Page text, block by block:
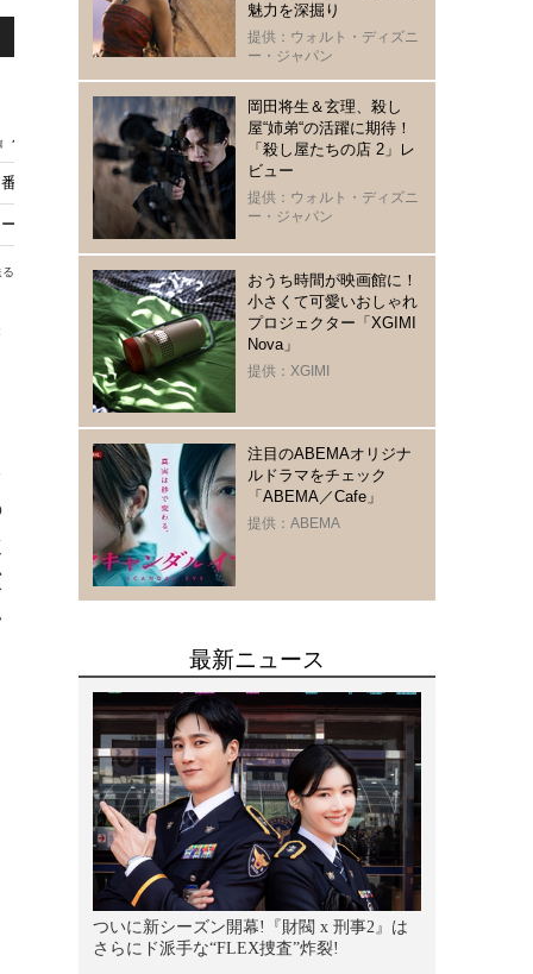
公開 趣里らが共演
組放送
と呪いの子」7月から
魅力を深掘り
提供：ウォルト・ディズニ
ー・ジャパン
岡田将生＆玄理、殺し
屋“姉弟“の活躍に期待！
「殺し屋たちの店 2」レ
ビュー
提供：ウォルト・ディズニ
ー・ジャパン
おうち時間が映画館に！
小さくて可愛いおしゃれ
プロジェクター「XGIMI
Nova」
提供：XGIMI
注目のABEMAオリジナ
ルドラマをチェック
「ABEMA／Cafe」
提供：ABEMA